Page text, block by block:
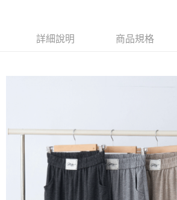
詳細說明 商品規格